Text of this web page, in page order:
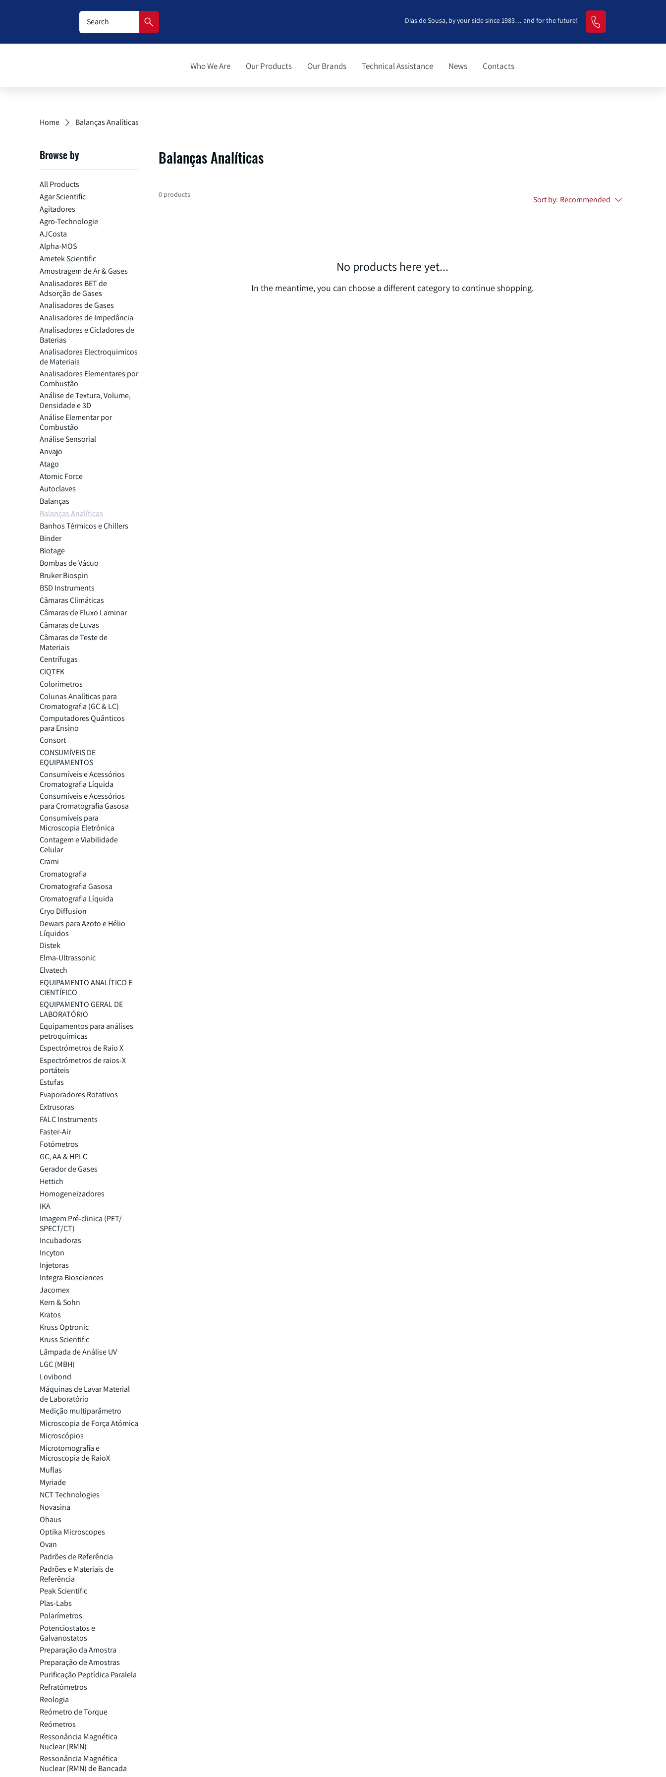
Dias de Sousa, by your side since 1983… and for the future!
Who We Are Our Products Our Brands Technical Assistance News Contacts
Home Balanças Analíticas
Browse by
All Products
Agar Scientific
Agitadores
Agro-Technologie
AJCosta
Alpha-MOS
Ametek Scientific
Amostragem de Ar & Gases
Analisadores BET de
Adsorção de Gases
Analisadores de Gases
Analisadores de Impedância
Analisadores e Cicladores de
Baterias
Analisadores Electroquimicos
de Materiais
Analisadores Elementares por
Combustão
Análise de Textura, Volume,
Densidade e 3D
Análise Elementar por
Combustão
Análise Sensorial
Anvajo
Atago
Atomic Force
Autoclaves
Balanças
Balanças Analíticas
Banhos Térmicos e Chillers
Binder
Biotage
Bombas de Vácuo
Bruker Biospin
BSD Instruments
Câmaras Climáticas
Câmaras de Fluxo Laminar
Câmaras de Luvas
Câmaras de Teste de
Materiais
Centrífugas
CIQTEK
Colorimetros
Colunas Analíticas para
Cromatografia (GC & LC)
Computadores Quânticos
para Ensino
Consort
CONSUMÍVEIS DE
EQUIPAMENTOS
Consumíveis e Acessórios
Cromatografia Líquida
Consumíveis e Acessórios
para Cromatografia Gasosa
Consumíveis para
Microscopia Eletrónica
Contagem e Viabilidade
Celular
Crami
Cromatografia
Cromatografia Gasosa
Cromatografia Líquida
Cryo Diffusion
Dewars para Azoto e Hélio
Líquidos
Distek
Elma-Ultrassonic
Elvatech
EQUIPAMENTO ANALÍTICO E
CIENTÍFICO
EQUIPAMENTO GERAL DE
LABORATÓRIO
Equipamentos para análises
petroquímicas
Espectrómetros de Raio X
Espectrómetros de raios-X
portáteis
Estufas
Evaporadores Rotativos
Extrusoras
FALC Instruments
Faster-Air
Fotómetros
GC, AA & HPLC
Gerador de Gases
Hettich
Homogeneizadores
IKA
Imagem Pré-clinica (PET/
SPECT/CT)
Incubadoras
Incyton
Injetoras
Integra Biosciences
Jacomex
Kern & Sohn
Kratos
Kruss Optronic
Kruss Scientific
Lâmpada de Análise UV
LGC (MBH)
Lovibond
Máquinas de Lavar Material
de Laboratório
Medição multiparâmetro
Microscopia de Força Atómica
Microscópios
Microtomografia e
Microscopia de RaioX
Muflas
Myriade
NCT Technologies
Novasina
Ohaus
Optika Microscopes
Ovan
Padrões de Referência
Padrões e Materiais de
Referência
Peak Scientific
Plas-Labs
Polarímetros
Potenciostatos e
Galvanostatos
Preparação da Amostra
Preparação de Amostras
Purificação Peptídica Paralela
Refratómetros
Reologia
Reómetro de Torque
Reómetros
Ressonância Magnética
Nuclear (RMN)
Ressonância Magnética
Nuclear (RMN) de Bancada
Balanças Analíticas
0 products Sort by: Recommended
No products here yet...
In the meantime, you can choose a different category to continue shopping.